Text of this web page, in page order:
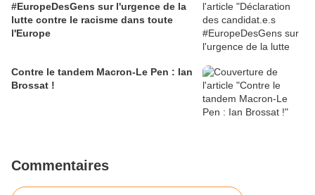
#EuropeDesGens sur l'urgence de la
lutte contre le racisme dans toute
l'Europe
Contre le tandem Macron-Le Pen : Ian
Brossat !
Commentaires